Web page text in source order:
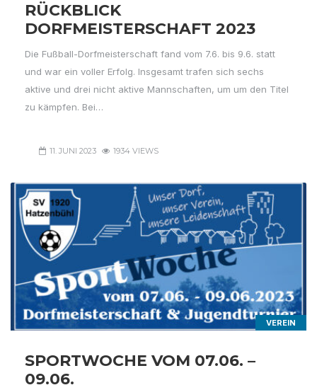
RÜCKBLICK
DORFMEISTERSCHAFT 2023
Die Fußball-Dorfmeisterschaft fand vom 7.6. bis 9.6. statt
und war ein voller Erfolg. Insgesamt trafen sich sechs
aktive und drei nicht aktive Mannschaften, um um den Titel
zu kämpfen. Bei…
11. JUNI 2023 1934 VIEWS
VEREIN
SPORTWOCHE VOM 07.06. –
09.06.